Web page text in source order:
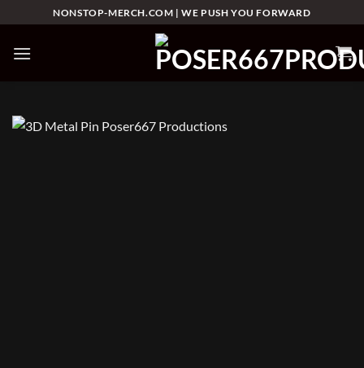
to
content
NONSTOP-MERCH.COM | WE PUSH YOU FORWARD